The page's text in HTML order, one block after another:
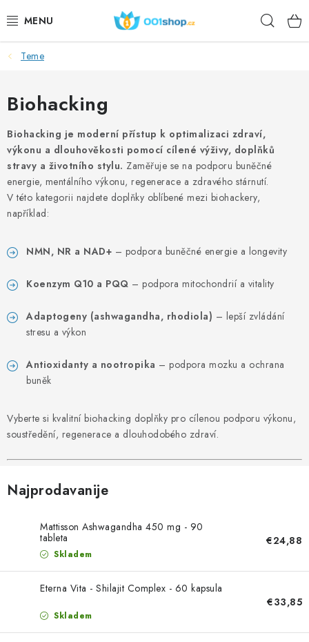
na
DOPLŇKY STRAVY
KOZMETIKA
SPORT
PREHRAMBENI PROIZVODI
TEME
PORADNA
Jak nakupovat
Natural Health Store
Rječnik pojmova
Mapa stranice
Teme
Biohacking
Biohacking je moderní přístup k optimalizaci zdraví,
výkonu a dlouhověkosti pomocí cílené výživy, doplňků
stravy a životního stylu. Zaměřuje se na podporu buněčné
energie, mentálního výkonu, regenerace a zdravého stárnutí.
V této kategorii najdete doplňky oblíbené mezi biohackery,
například:
NMN, NR a NAD+ – podpora buněčné energie a longevity
Koenzym Q10 a PQQ – podpora mitochondrií a vitality
Adaptogeny (ashwagandha, rhodiola) – lepší zvládání
stresu a výkon
Antioxidanty a nootropika – podpora mozku a ochrana
buněk
Vyberte si kvalitní biohacking doplňky pro cílenou podporu výkonu,
soustředění, regenerace a dlouhodobého zdraví.
Najprodavanije
Mattisson Ashwagandha 450 mg - 90
tableta
Skladem
€24,88
Eterna Vita - Shilajit Complex - 60 kapsula
Skladem
€33,85